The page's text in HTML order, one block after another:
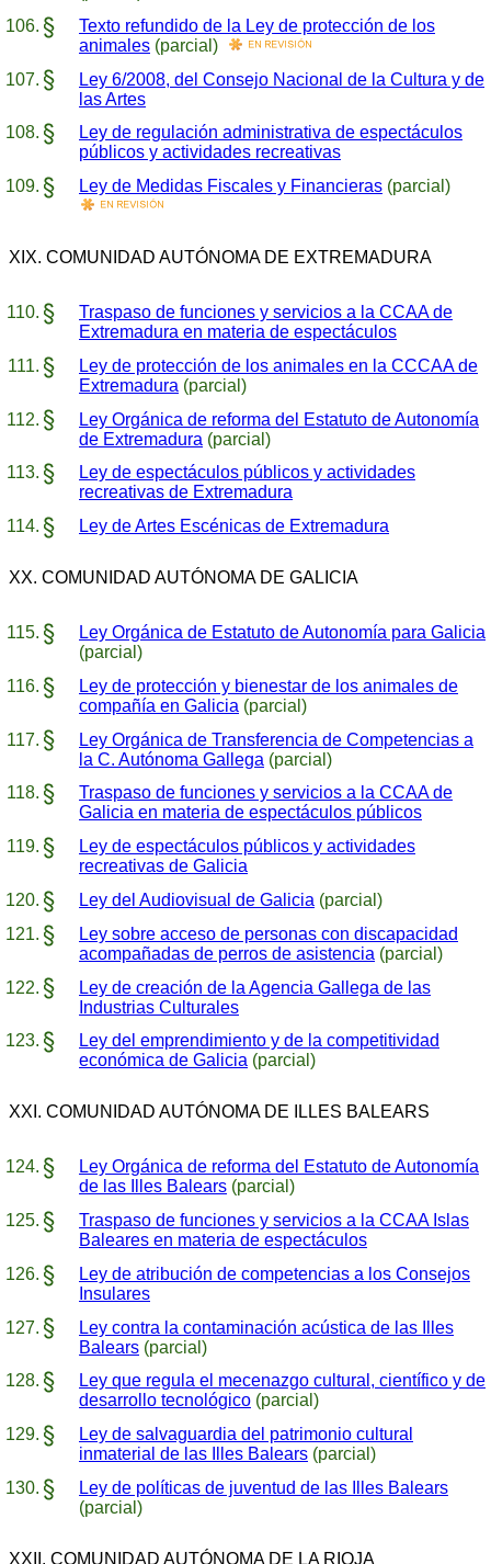
Texto refundido de la Ley de protección de los
animales (parcial)
Ley 6/2008, del Consejo Nacional de la Cultura y de
las Artes
Ley de regulación administrativa de espectáculos
públicos y actividades recreativas
Ley de Medidas Fiscales y Financieras (parcial)
XIX. COMUNIDAD AUTÓNOMA DE EXTREMADURA
Traspaso de funciones y servicios a la CCAA de
Extremadura en materia de espectáculos
Ley de protección de los animales en la CCCAA de
Extremadura (parcial)
Ley Orgánica de reforma del Estatuto de Autonomía
de Extremadura (parcial)
Ley de espectáculos públicos y actividades
recreativas de Extremadura
Ley de Artes Escénicas de Extremadura
XX. COMUNIDAD AUTÓNOMA DE GALICIA
Ley Orgánica de Estatuto de Autonomía para Galicia
(parcial)
Ley de protección y bienestar de los animales de
compañía en Galicia (parcial)
Ley Orgánica de Transferencia de Competencias a
la C. Autónoma Gallega (parcial)
Traspaso de funciones y servicios a la CCAA de
Galicia en materia de espectáculos públicos
Ley de espectáculos públicos y actividades
recreativas de Galicia
Ley del Audiovisual de Galicia (parcial)
Ley sobre acceso de personas con discapacidad
acompañadas de perros de asistencia (parcial)
Ley de creación de la Agencia Gallega de las
Industrias Culturales
Ley del emprendimiento y de la competitividad
económica de Galicia (parcial)
XXI. COMUNIDAD AUTÓNOMA DE ILLES BALEARS
Ley Orgánica de reforma del Estatuto de Autonomía
de las Illes Balears (parcial)
Traspaso de funciones y servicios a la CCAA Islas
Baleares en materia de espectáculos
Ley de atribución de competencias a los Consejos
Insulares
Ley contra la contaminación acústica de las Illes
Balears (parcial)
Ley que regula el mecenazgo cultural, científico y de
desarrollo tecnológico (parcial)
Ley de salvaguardia del patrimonio cultural
inmaterial de las Illes Balears (parcial)
Ley de políticas de juventud de las Illes Balears
(parcial)
XXII. COMUNIDAD AUTÓNOMA DE LA RIOJA